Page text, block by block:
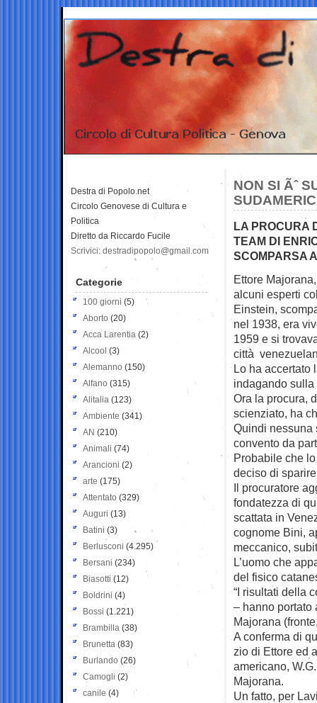
NON SI Ãˆ
LA PROCURA
TEAM DI
SCOMPARSA
Ettore
alcuni esperti
Einstein,
nel 1938, era
1959 e si
città
Lo ha accertato
indagando sulla
Ora la procura,
scienziato, ha
Quindi nessuna
convento da
Probabile che
deciso di
Il procuratore
fondatezza di
scattata in
cognome Bini,
meccanico,
L’uomo che
del fisico
“I risultati della
– hanno portato
Majorana
A conferma di
zio di Ettore ed
americano,
Majorana.
Un fatto, per
Destra di Popolo.net
Circolo Genovese di Cultura e
Politica
Diretto da Riccardo Fucile
Scrivici: destradipopolo@gmail.com
Categorie
100 giorni (5)
Aborto (20)
Acca Larentia (2)
Alcool (3)
Alemanno (150)
Alfano (315)
Alitalia (123)
Ambiente (341)
AN (210)
Animali (74)
Arancioni (2)
arte (175)
Attentato (329)
Auguri (13)
Batini (3)
Berlusconi (4.295)
Bersani (234)
Biasotti (12)
Boldrini (4)
Bossi (1.221)
Brambilla (38)
Brunetta (83)
Burlando (26)
Camogli (2)
canile (4)